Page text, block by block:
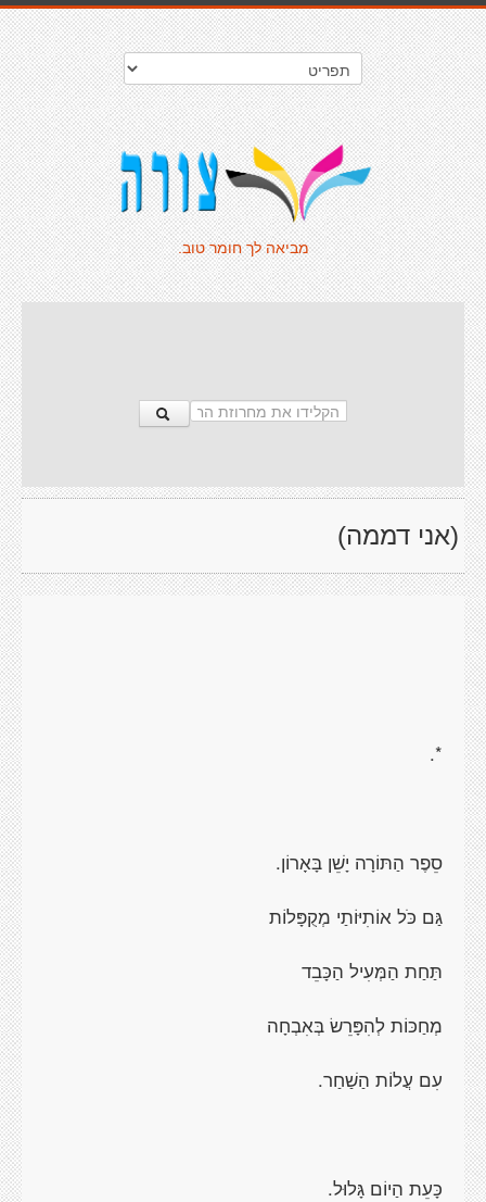
מביאה לך חומר טוב.
(אני דממה)
*.
סֵפֶר הַתּוֹרָה יָשֵׁן בָּאָרוֹן.
גַּם כֹּל אוֹתִיּוֹתַי מְקֻפָּלוֹת
תַּחַת הַמְּעִיל הַכָּבֵד
מְחַכּוֹת לְהִפָּרֵשׂ בְּאִבְחָה
עִם עֲלוֹת הַשַׁחַר.
כָּעֵת הַיוֹם גָּלוּל.